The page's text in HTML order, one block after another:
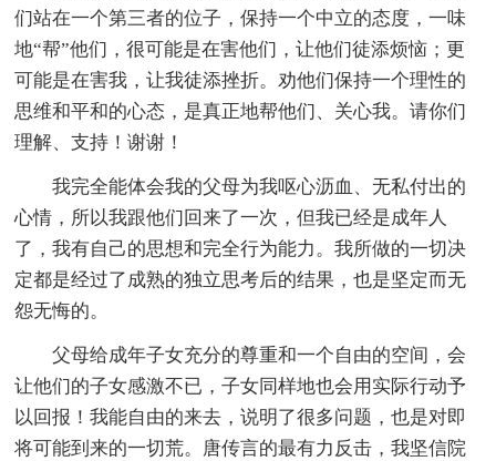
们站在一个第三者的位子，保持一个中立的态度，一味
地“帮”他们，很可能是在害他们，让他们徒添烦恼；更
可能是在害我，让我徒添挫折。劝他们保持一个理性的
思维和平和的心态，是真正地帮他们、关心我。请你们
理解、支持！谢谢！
我完全能体会我的父母为我呕心沥血、无私付出的
心情，所以我跟他们回来了一次，但我已经是成年人
了，我有自己的思想和完全行为能力。我所做的一切决
定都是经过了成熟的独立思考后的结果，也是坚定而无
怨无悔的。
父母给成年子女充分的尊重和一个自由的空间，会
让他们的子女感激不已，子女同样地也会用实际行动予
以回报！我能自由的来去，说明了很多问题，也是对即
将可能到来的一切荒。唐传言的最有力反击，我坚信院